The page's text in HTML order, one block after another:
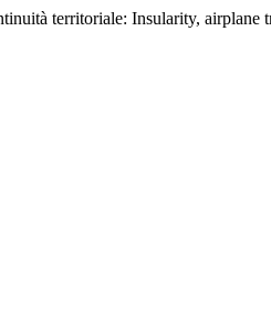
territoriale: Insularity, airplane